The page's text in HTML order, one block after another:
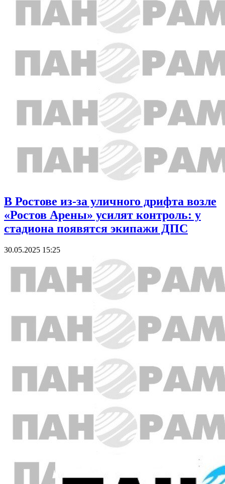
В Ростове из-за уличного дрифта возле
«Ростов Арены» усилят контроль: у
стадиона появятся экипажи ДПС
30.05.2025 15:25